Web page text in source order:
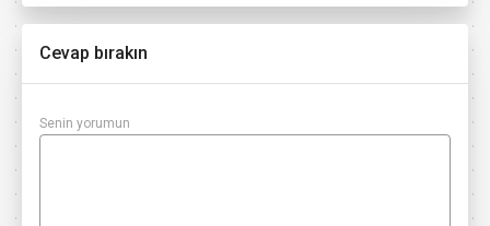
Cevap bırakın
Senin yorumun